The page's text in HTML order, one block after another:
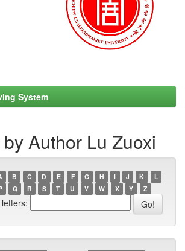
System
Author Lu Zuoxi
B C D E F G H I J K
L
Q R S T U V W X Y Z